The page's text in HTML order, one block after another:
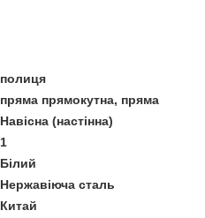
полиця
пряма прямокутна, пряма
Навісна (настінна)
1
Білий
Нержавіюча сталь
Китай